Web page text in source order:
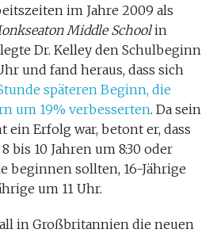
im Jahre 2009 als
Middle Schoolin
Dr. Kelley den Schulbeginn
und fand heraus, dass sich
späteren Beginn, die
um 19% verbesserten. Da sein
ein Erfolg war, betont er, dass
bis 10 Jahren um 8:30 oder
beginnen sollten, 16-Jährige
um 11 Uhr.
in Großbritannien die neuen